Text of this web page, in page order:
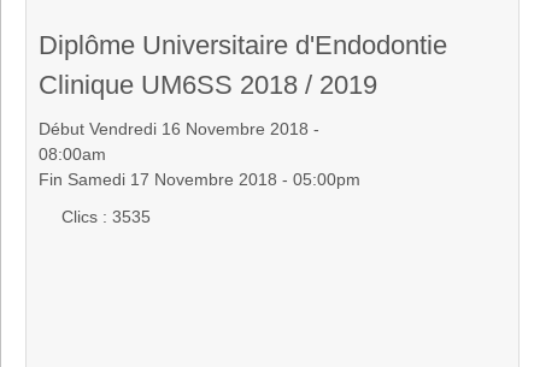
Diplôme Universitaire d'Endodontie
Clinique UM6SS 2018 / 2019
Début Vendredi 16 Novembre 2018 -
08:00am
Fin Samedi 17 Novembre 2018 - 05:00pm
Clics : 3535